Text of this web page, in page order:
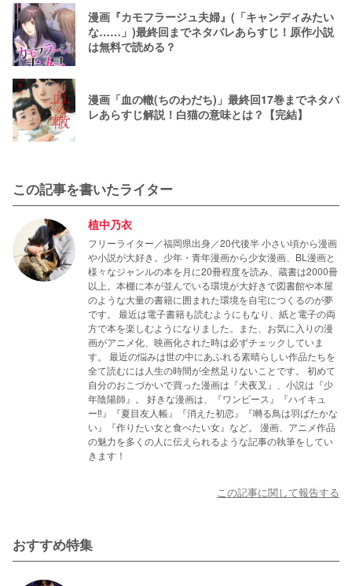
漫画『カモフラージュ夫婦』(「キャンディみたい
な……」)最終回までネタバレあらすじ！原作小説
は無料で読める？
漫画「血の轍(ちのわだち)」最終回17巻までネタバ
レあらすじ解説！白猫の意味とは？【完結】
この記事を書いたライター
植中乃衣
フリーライター／福岡県出身／20代後半 小さい頃から漫画
や小説が大好き。少年・青年漫画から少女漫画、BL漫画と
様々なジャンルの本を月に20冊程度を読み、蔵書は2000冊
以上。本棚に本が並んでいる環境が大好きで図書館や本屋
のような大量の書籍に囲まれた環境を自宅につくるのが夢
です。 最近は電子書籍も読むようにもなり、紙と電子の両
方で本を楽しむようになりました。また、お気に入りの漫
画がアニメ化、映画化された時は必ずチェックしていま
す。 最近の悩みは世の中にあふれる素晴らしい作品たちを
全て読むには人生の時間が全然足りないことです。 初めて
自分のおこづかいで買った漫画は『犬夜叉』、小説は『少
年陰陽師』。 好きな漫画は、『ワンピース』『ハイキュ
ー‼』『夏目友人帳』『消えた初恋』『囀る鳥は羽ばたかな
い』『作りたい女と食べたい女』など。 漫画、アニメ作品
の魅力を多くの人に伝えられるような記事の執筆をしてい
きます！
この記事に関して報告する
おすすめ特集